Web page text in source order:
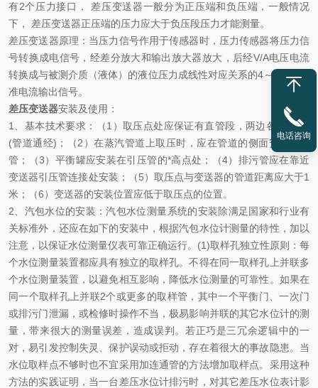
有2个压力接口， 差压变送器一般分为正压端和负压端，一般情况
下， 差压变送器正压端的压力应大于负压段压力才能测量。
差压变送器原理：当压力信号作用于传感器时，压力传感器将压力信
号转换成电信号，经差分放大和输出放大器放大，后经V/A电压电流
转换成与被测介质（液体）的液位压力成线性对应关系的4～20mA标
准电流输出信号。
差压变送器安装及使用：
1、基本技术要求：（1）取压点处应保证有直管段，两边各大于5D
(管道通经)；（2）在蒸汽管道上取压时，应在管道的侧面安装引压
管；（3）平衡罐应安装在引压管的*高点处；（4）排污管应在靠近
变送器引压管连接处安装；（5）取压点与变送器的管道距离应大于1
米；（6）变送器的安装位置应低于取压点的位置。
2、汽包水位的安装：汽包水位测量系统的安装除满足国家和行业有
关标准外，还应在如下的安装中，根据汽包水位计测量的特性，加以
注意，以保证水位测量仪表可靠正确运行。(1)取样孔独立性原则：每
个水位测量装置都应具有独立的取样孔。不得在同一取样孔上并联多
个水位测量装置，以避免相互影响，降低水位测量的可靠性。如果在
同一个取样孔上并联2个或更多的取样管，其中一个平衡门、一次门
或排污门泄漏，或检修时操作不当，极易影响并联的其它水位计的测
量，带来很大的测量误差，造成误判。若正巧是三冗余逻辑中的一
对，易引发控制失灵、保护误动或拒动，存在着很大的事故隐患。当
水位取样点不够时也不宜采用加连通管的方法增加取样点。采用这种
方法的实践证明，当一台差压水位计排污时，对其它差压水位表计影
电话咨询